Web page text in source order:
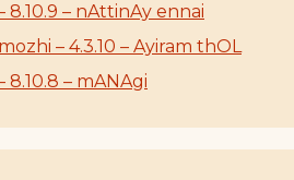
– nAttinAy ennai
– 4.3.10 – Ayiram thOL
– mANAgi